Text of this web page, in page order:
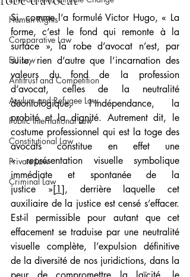
Human Rights
Comparative Law
EU Law
Antitrust and Competition
Asylum and Refugee Law
Public International Law
Constitutional Law
Private Law
Criminal Law
Si, comme l’a formulé Victor Hugo, « La
forme, c’est le fond qui remonte à la
surface », la robe d’avocat n’est, par
suite, rien d’autre que l’incarnation des
valeurs du fond de la profession
d’avocat, celles de la neutralité
déontologique, l’indépendance, la
probité et la dignité. Autrement dit, le
costume professionnel qui est la toge des
avocats constitue en effet une
« représentation visuelle symbolique
immédiate et spontanée de la
justice »[1], derrière laquelle cet
auxiliaire de la justice est censé s’effacer.
Est-il permissible pour autant que cet
effacement se traduise par une neutralité
visuelle complète, l’expulsion définitive
de la diversité de nos juridictions, dans la